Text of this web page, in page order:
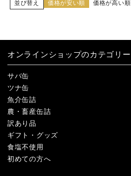
並び替え 価格が安い順 価格が高い順
オンラインショップのカテゴリー
サバ缶
ツナ缶
魚介缶詰
農・畜産缶詰
訳あり品
ギフト・グッズ
食塩不使用
初めての方へ